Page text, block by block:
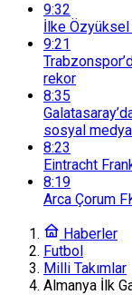
9:32
İlke
9:21
rekor
8:35
sosyal medya
8:23
Eintracht
8:19
Arca Çorum
Haberler
Futbol
Milli Takımlar
Almanya İlk